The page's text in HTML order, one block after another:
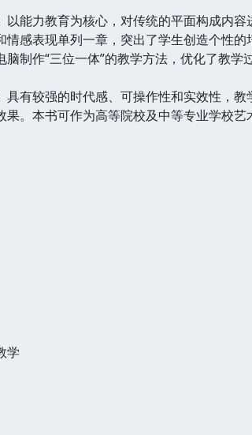
力教育为核心，对传统的平面构成内容
感表现单列一章，突出了学生创造个性
制作“三位一体”的教学方法，优化了教
有较强的时代感、可操作性和实效性，教
果。本书可作为高等院校及中等专业学校
学